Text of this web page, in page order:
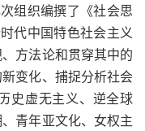
组织编撰了《社会思
代中国特色社会主义
方法论和贯穿其中的
变化、捕捉分析社会
史虚无主义、逆全球
青年亚文化、女权主